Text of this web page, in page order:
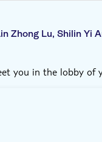
Zhong Lu, Shilin Yi
you in the lobby of